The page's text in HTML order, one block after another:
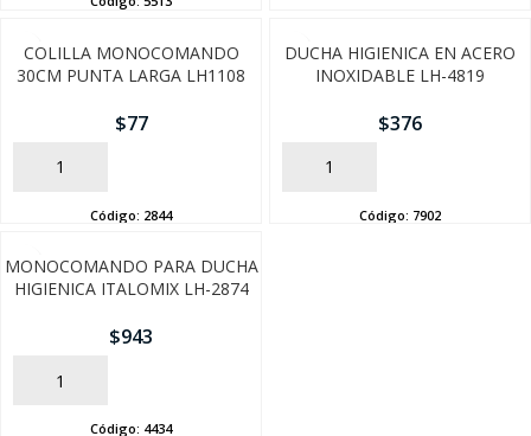
COLILLA MONOCOMANDO
30CM PUNTA LARGA LH1108
$77
AÑADIR
Código: 2844
DUCHA HIGIENICA EN ACERO
INOXIDABLE LH-4819
$376
AÑADIR
Código: 7902
MONOCOMANDO PARA DUCHA
HIGIENICA ITALOMIX LH-2874
$943
AÑADIR
Código: 4434
FINALIZÁ TU COMPRA